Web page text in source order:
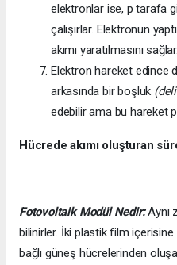
elektronlar ise, p tarafa
çalışırlar. Elektronun
akımı yaratılmasını sağlar.
Elektron hareket edince
arkasında bir boşluk
edebilir ama bu hareket
Hücrede akımı oluşturan
Fotovoltaik Modül Nedir:Aynı
bilinirler. İki plastik film
bağlı güneş hücrelerinden